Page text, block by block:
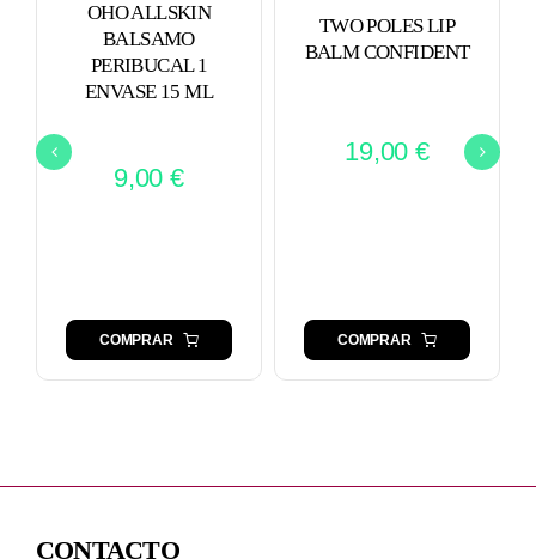
OHO ALLSKIN
BALSAMO
PERIBUCAL 1
ENVASE 15 ML
9,00€
COMPRAR
TWO POLES LIP
BALM CONFIDENT
19,00 €
COMPRAR
CONTACTO